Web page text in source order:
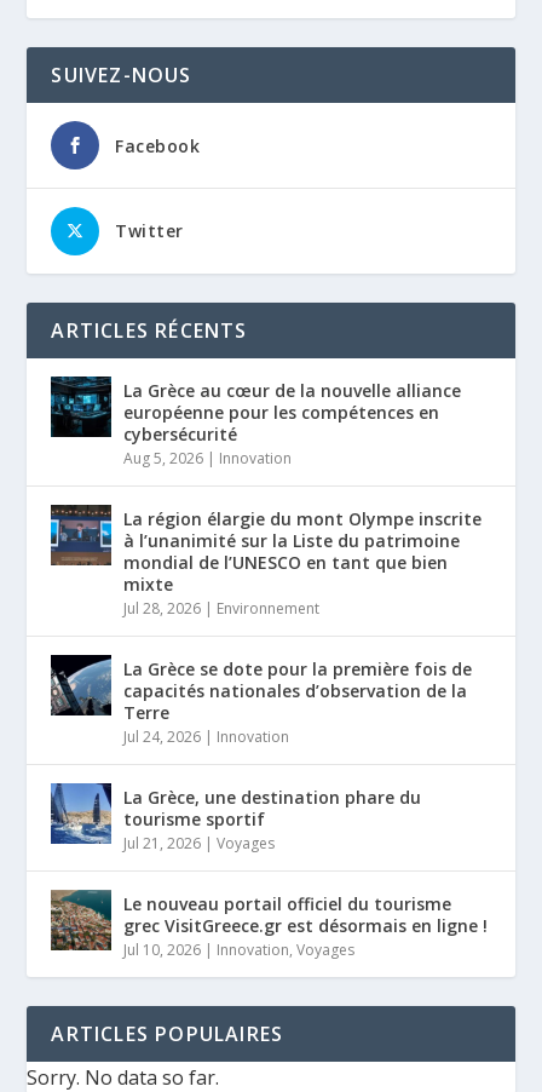
SUIVEZ-NOUS
Facebook
Twitter
ARTICLES RÉCENTS
La Grèce au cœur de la nouvelle alliance
européenne pour les compétences en
cybersécurité
Aug 5, 2026 | Innovation
La région élargie du mont Olympe inscrite
à l’unanimité sur la Liste du patrimoine
mondial de l’UNESCO en tant que bien
mixte
Jul 28, 2026 | Environnement
La Grèce se dote pour la première fois de
capacités nationales d’observation de la
Terre
Jul 24, 2026 | Innovation
La Grèce, une destination phare du
tourisme sportif
Jul 21, 2026 |Voyages
Le nouveau portail officiel du tourisme
grec VisitGreece.gr est désormais en ligne !
Jul 10, 2026 | Innovation,Voyages
ARTICLES POPULAIRES
Sorry. No data so far.